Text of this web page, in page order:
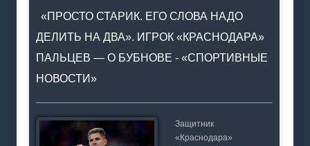
«ПРОСТО СТАРИК. ЕГО СЛОВА НАДО
ДЕЛИТЬ НА ДВА». ИГРОК «КРАСНОДАРА»
ПАЛЬЦЕВ — О БУБНОВЕ - «СПОРТИВНЫЕ
НОВОСТИ»
Защитник
«Краснодара»